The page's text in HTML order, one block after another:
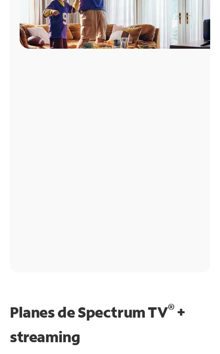
Planes de Spectrum TV®+
streaming